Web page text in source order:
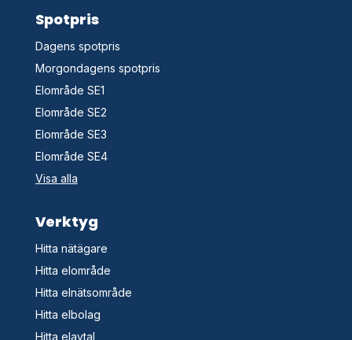
Spotpris
Dagens spotpris
Morgondagens spotpris
Elområde SE1
Elområde SE2
Elområde SE3
Elområde SE4
Visa alla
Verktyg
Hitta nätägare
Hitta elområde
Hitta elnätsområde
Hitta elbolag
Hitta elavtal